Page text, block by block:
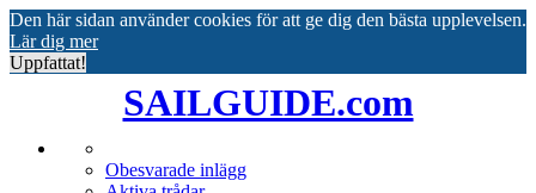
Den här sidan använder cookies för att ge dig den bästa upplevelsen.
Lär dig mer
Uppfattat!
SAILGUIDE.com
Obesvarade inlägg